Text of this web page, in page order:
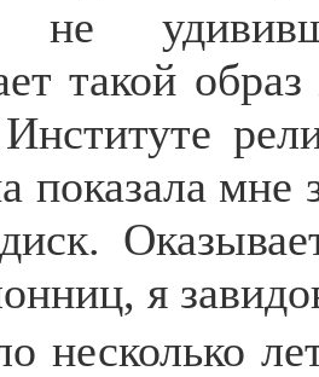
не
такой
показала мне
я
несколько